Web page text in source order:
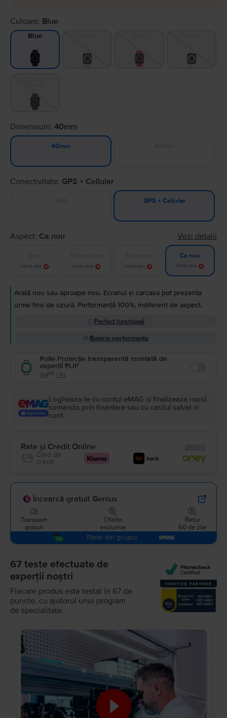
Culoare: Blue
Blue
Dimensiuni: 40mm
40mm
Conectivitate: GPS + Cellular
GPS + Cellular
Aspect: Ca nou Vezi detalii
Alertă stoc Alertă stoc Alertă stoc
Ca nou
Alertă stoc
Arată nou sau aproape nou. Ecranul și carcasa pot prezenta
urme fine de uzură. Performanță 100%, indiferent de aspect.
Perfect funcțional
Baterie performanta
Folie Protecție transparentă montată de
experții FLIP
5999 LEI
Logheaza-te cu contul eMAG si finalizeaza rapid
comanda prin finantare sau cu cardul salvat in
cont.
Rate și Credit Online detalii
Card de
credit
Încearcă gratuit Genius
Transport
gratuit
Oferte
exclusive
Retur
60 de zile
Parte din grupul
67 teste efectuate de
experții noștri
Fiecare produs este testat în 67 de
puncte, cu ajutorul unui program
de specialitate.